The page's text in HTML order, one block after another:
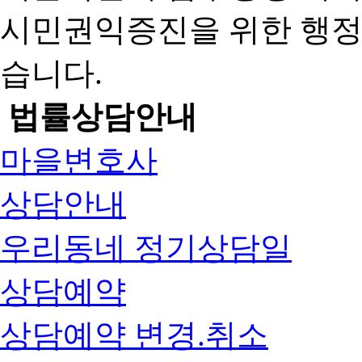
시민권익증진을 위한 행
습니다.
법률상담안내
마을변호사
상담안내
우리동네 정기상담일
상담예약
상담예약 변경.취소